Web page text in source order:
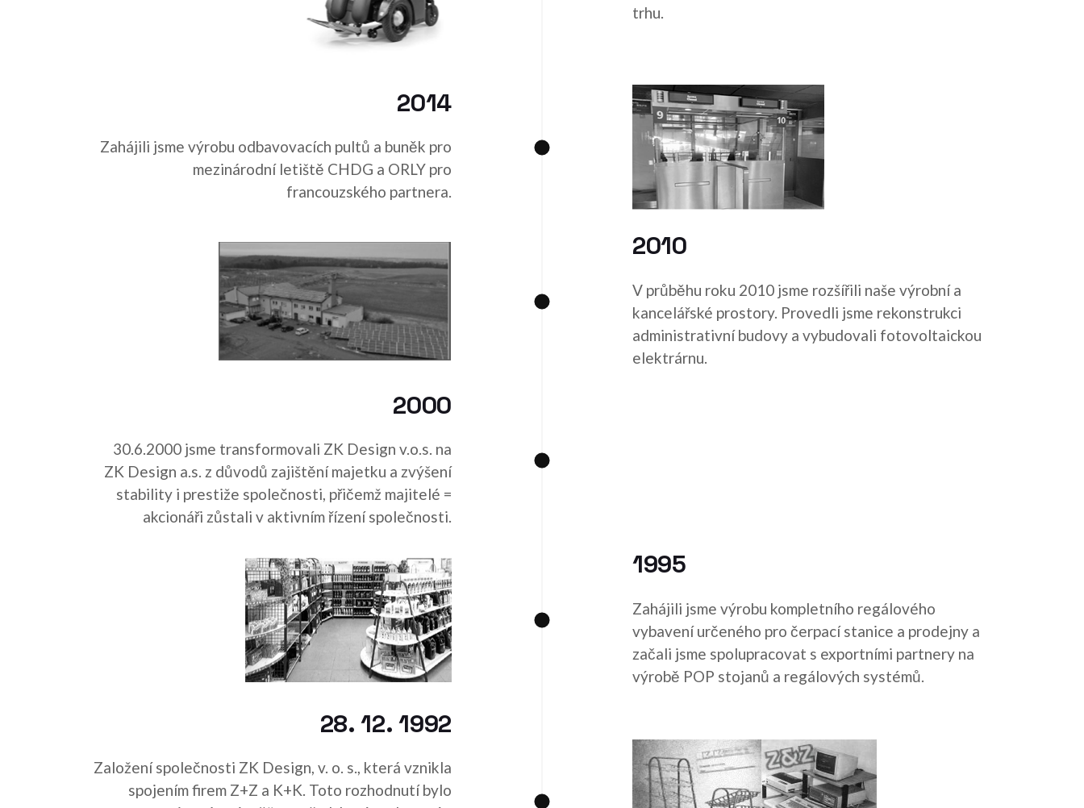
trhu.
2014
Zahájili jsme výrobu odbavovacích pultů a buněk pro
mezinárodní letiště CHDG a ORLY pro
francouzského partnera.
2010
V průběhu roku 2010 jsme rozšířili naše výrobní a
kancelářské prostory. Provedli jsme rekonstrukci
administrativní budovy a vybudovali fotovoltaickou
elektrárnu.
2000
30.6.2000 jsme transformovali ZK Design v.o.s. na
ZK Design a.s. z důvodů zajištění majetku a zvýšení
stability i prestiže společnosti, přičemž majitelé =
akcionáři zůstali v aktivním řízení společnosti.
1995
Zahájili jsme výrobu kompletního regálového
vybavení určeného pro čerpací stanice a prodejny a
začali jsme spolupracovat s exportními partnery na
výrobě POP stojanů a regálových systémů.
28. 12. 1992
Založení společnosti ZK Design, v. o. s., která vznikla
spojením firem Z+Z a K+K. Toto rozhodnutí bylo